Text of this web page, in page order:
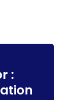
: